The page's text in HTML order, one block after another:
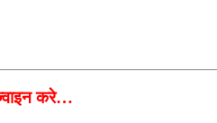
करे…